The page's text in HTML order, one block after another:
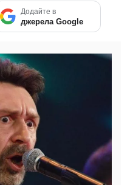
Додайте в
джерела Google